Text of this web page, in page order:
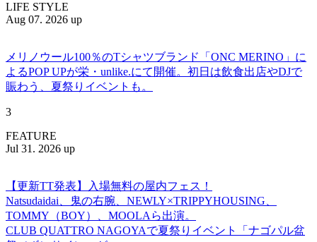
LIFE STYLE
Aug 07. 2026 up
メリノウール100％のTシャツブランド「ONC MERINO」に
よるPOP UPが栄・unlike.にて開催。初日は飲食出店やDJで
賑わう、夏祭りイベントも。
3
FEATURE
Jul 31. 2026 up
【更新TT発表】入場無料の屋内フェス！
Natsudaidai、鬼の右腕、NEWLY×TRIPPYHOUSING、
TOMMY（BOY）、MOOLAら出演。
CLUB QUATTRO NAGOYAで夏祭りイベント「ナゴパル盆